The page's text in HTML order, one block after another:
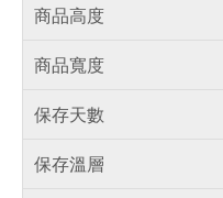
商品高度
商品寬度
保存天數
保存溫層